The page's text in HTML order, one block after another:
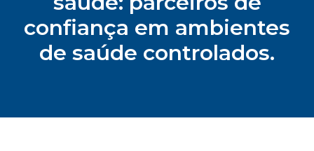
confiança em ambientes
de saúde controlados.